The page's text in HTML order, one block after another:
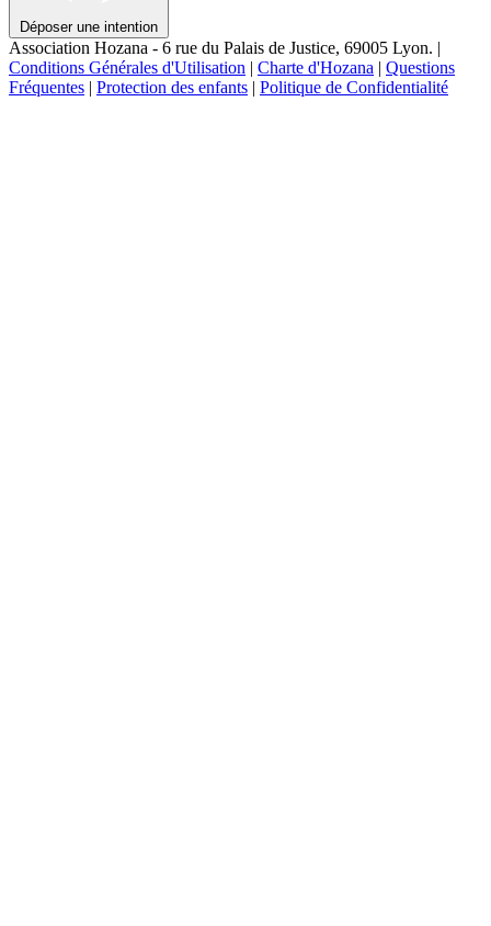
Déposer une intention
Association Hozana - 6 rue du Palais de Justice, 69005 Lyon. |
Conditions Générales d'Utilisation | Charte d'Hozana | Questions
Fréquentes | Protection des enfants | Politique de Confidentialité